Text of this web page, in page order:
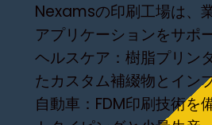
Nexamsの印刷工場は、
アプリケーションをサポ
ヘルスケア：樹脂プリン
たカスタム補綴物とイン
自動車：FDM印刷技術を